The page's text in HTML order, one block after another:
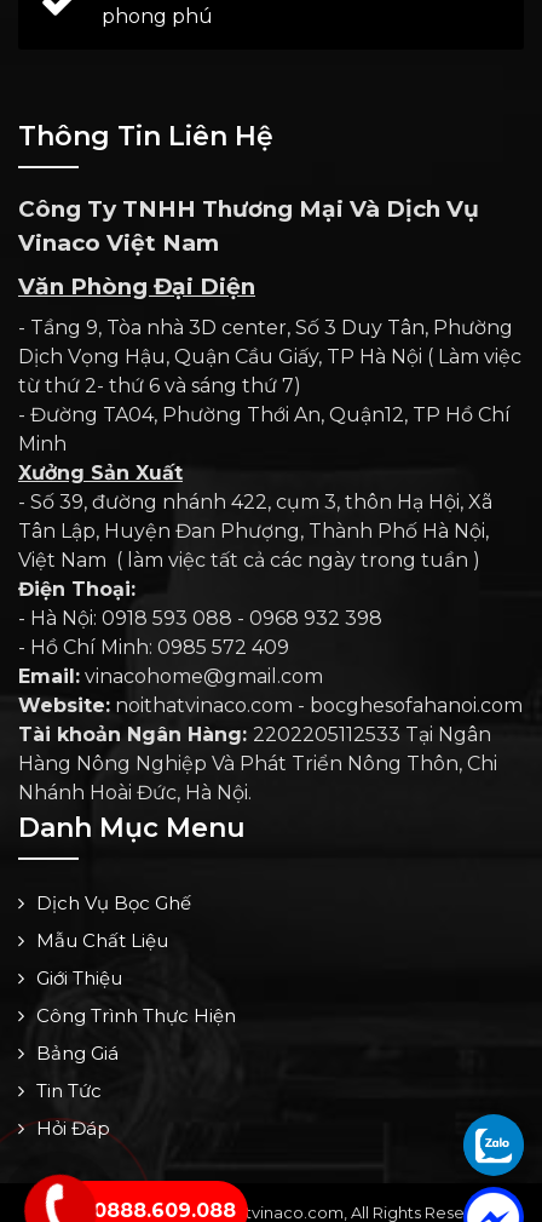
phong phú
Thông Tin Liên Hệ
Công Ty TNHH Thương Mại Và Dịch Vụ
Vinaco Việt Nam
Văn Phòng Đại Diện
- Tầng 9, Tòa nhà 3D center, Số 3 Duy Tân, Phường
Dịch Vọng Hậu, Quận Cầu Giấy, TP Hà Nội ( Làm việc
từ thứ 2- thứ 6 và sáng thứ 7)
- Đường TA04, Phường Thới An, Quận12, TP Hồ Chí
Minh
Xưởng Sản Xuất
- Số 39, đường nhánh 422, cụm 3, thôn Hạ Hội, Xã
Tân Lập, Huyện Đan Phượng, Thành Phố Hà Nội,
Việt Nam ( làm việc tất cả các ngày trong tuần )
Điện Thoại:
- Hà Nội: 0918 593 088 - 0968 932 398
- Hồ Chí Minh: 0985 572 409
Email: vinacohome@gmail.com
Website: noithatvinaco.com - bocghesofahanoi.com
Tài khoản Ngân Hàng: 2202205112533 Tại Ngân
Hàng Nông Nghiệp Và Phát Triển Nông Thôn, Chi
Nhánh Hoài Đức, Hà Nội.
Danh Mục Menu
Dịch Vụ Bọc Ghế
Mẫu Chất Liệu
Giới Thiệu
Công Trình Thực Hiện
Bảng Giá
Tin Tức
Hỏi Đáp
Copyright © 2024 by noithatvinaco.com, All Rights Reserved -
0888.609.088